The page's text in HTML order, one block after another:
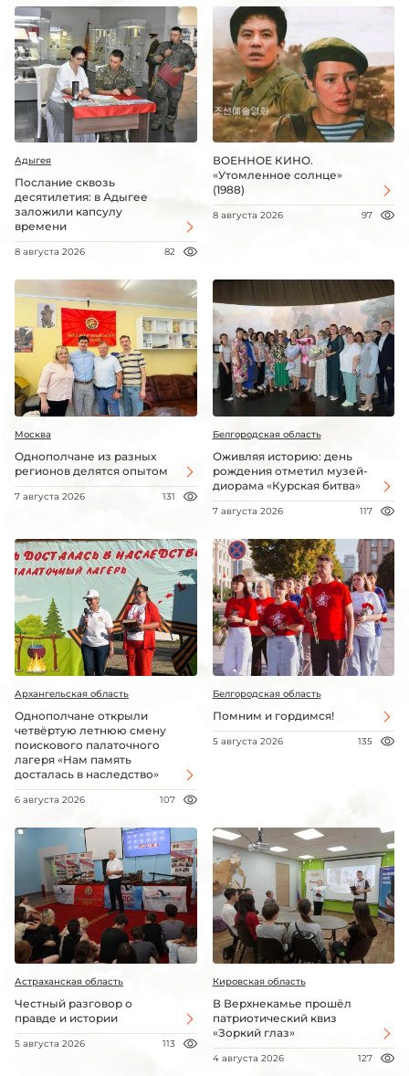
Адыгея
Послание сквозь
десятилетия: в Адыгее
заложили капсулу
времени
8 августа 2026 82
ВОЕННОЕ КИНО.
«Утомленное солнце»
(1988)
8 августа 2026 97
Москва
Однополчане из разных
регионов делятся опытом
7 августа 2026 131
Белгородская область
Оживляя историю: день
рождения отметил музей-
диорама «Курская битва»
7 августа 2026 117
Архангельская область
Однополчане открыли
четвёртую летнюю смену
поискового палаточного
лагеря «Нам память
досталась в наследство»
6 августа 2026 107
Белгородская область
Помним и гордимся!
5 августа 2026 135
Астраханская область
Честный разговор о
правде и истории
5 августа 2026 113
Кировская область
В Верхнекамье прошёл
патриотический квиз
«Зоркий глаз»
4 августа 2026 127